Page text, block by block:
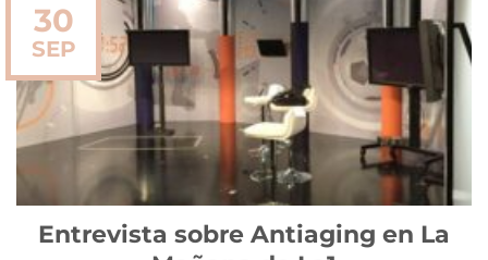
Entrevista sobre Antiaging en La
30
SEP